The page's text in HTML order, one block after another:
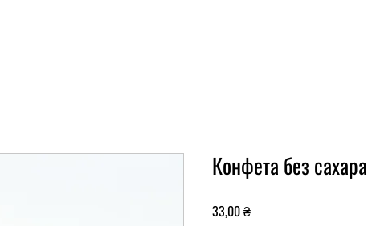
Конфета без
33,00 ₴Цена